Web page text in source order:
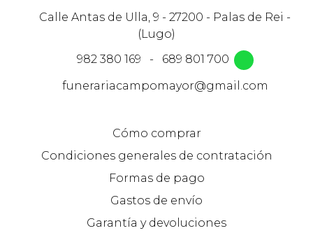
Calle Antas de Ulla, 9 - 27200 - Palas de Rei -
(Lugo)
982 380 169
-
689 801 700
funerariacampomayor@gmail.com
Cómo comprar
Condiciones generales de contratación
Formas de pago
Gastos de envío
Garantía y devoluciones